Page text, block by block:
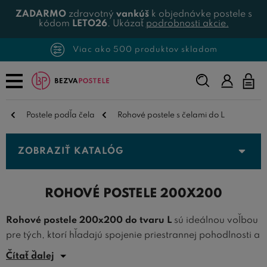
ZADARMOzdravotný vankúšk objednávke postele s
kódom LETO26. Ukázať podrobnosti akcie.
Viac ako 500 produktov skladom
Napíšte,
čo
Postele podľa čela Rohové postele s čelami do L
ZOBRAZIŤ KATALÓG
ROHOVÉ POSTELE 200X200
Rohové postele 200x200 do tvaru L sú ideálnou voľbou
pre tých, ktorí hľadajú spojenie priestrannej pohodlnosti a
šikovného využitia priestoru. Tieto
Čítať ďalej